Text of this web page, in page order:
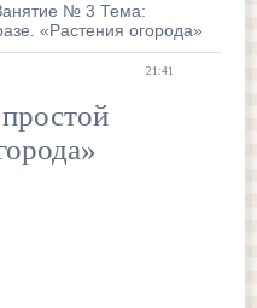
№ 3 Тема:
«Растения огорода»
21:41